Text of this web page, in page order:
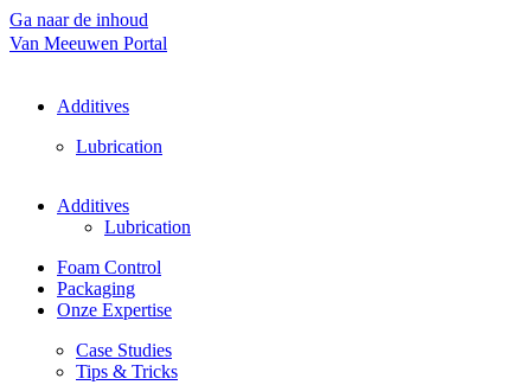
Ga naar de inhoud
Van Meeuwen Portal
Additives
Lubrication
Additives
Lubrication
Foam Control
Packaging
Onze Expertise
Case Studies
Tips & Tricks